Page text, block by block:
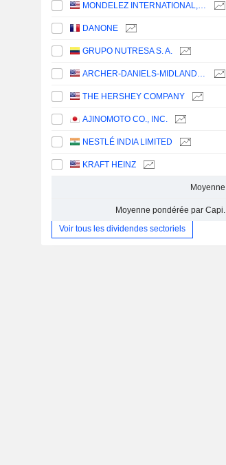
MONDELEZ INTERNATIONAL, INC.
DANONE
GRUPO NUTRESA S. A.
ARCHER-DANIELS-MIDLAND COMPANY
THE HERSHEY COMPANY
AJINOMOTO CO., INC.
NESTLÉ INDIA LIMITED
KRAFT HEINZ
Moyenne
Moyenne pondérée par Capi.
Voir tous les dividendes sectoriels